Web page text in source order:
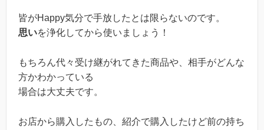
皆がHappy気分で手放したとは限らないのです。
思いを浄化してから使いましょう！
もちろん代々受け継がれてきた商品や、相手がどんな
方かわかっている
場合は大丈夫です。
お店から購入したもの、紹介で購入したけど前の持ち